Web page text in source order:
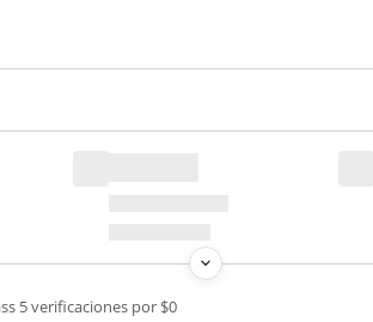
5 verificaciones por $0